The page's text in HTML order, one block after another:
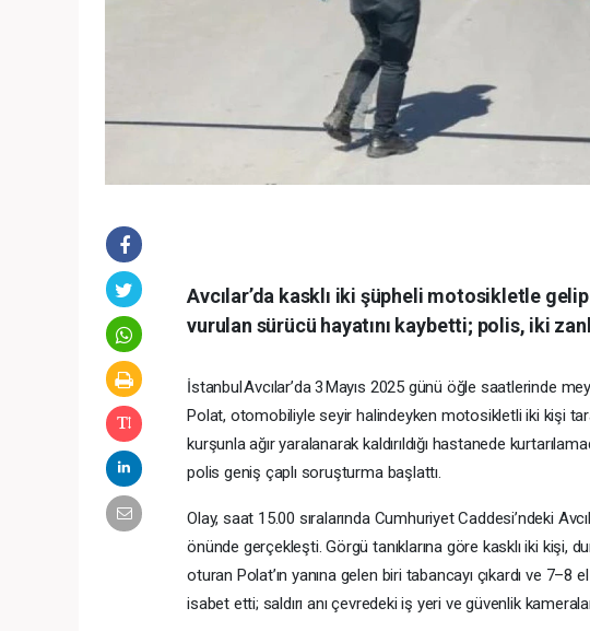
Avcılar’da kasklı iki şüpheli motosikletle
vurulan sürücü hayatını kaybetti; polis, iki
İstanbul Avcılar’da 3 Mayıs 2025 günü öğle saatlerinde
Polat, otomobiliyle seyir halindeyken motosikletli iki kişi
kurşunla ağır yaralanarak kaldırıldığı hastanede
polis geniş çaplı soruşturma başlattı.
Olay, saat 15.00 sıralarında Cumhuriyet Caddesi’ndeki
önünde gerçekleşti. Görgü tanıklarına göre kasklı iki kişi,
oturan Polat’ın yanına gelen biri tabancayı çıkardı ve
isabet etti; saldırı anı çevredeki iş yeri ve güvenlik